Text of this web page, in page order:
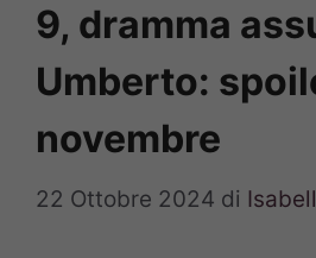
9, dramma
Umberto:
novembre
22 Ottobre 2024 di